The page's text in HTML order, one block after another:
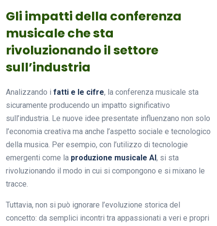
Gli impatti della conferenza
musicale che sta
rivoluzionando il settore
sull’industria
Analizzando i fatti e le cifre, la conferenza musicale sta
sicuramente producendo un impatto significativo
sull’industria. Le nuove idee presentate influenzano non solo
l’economia creativa ma anche l’aspetto sociale e tecnologico
della musica. Per esempio, con l’utilizzo di tecnologie
emergenti come la produzione musicale AI, si sta
rivoluzionando il modo in cui si compongono e si mixano le
tracce.
Tuttavia, non si può ignorare l’evoluzione storica del
concetto: da semplici incontri tra appassionati a veri e propri